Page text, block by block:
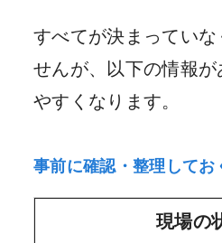
すべてが決まっていな
せんが、以下の情報が
やすくなります。
事前に確認・整理してお
現場の